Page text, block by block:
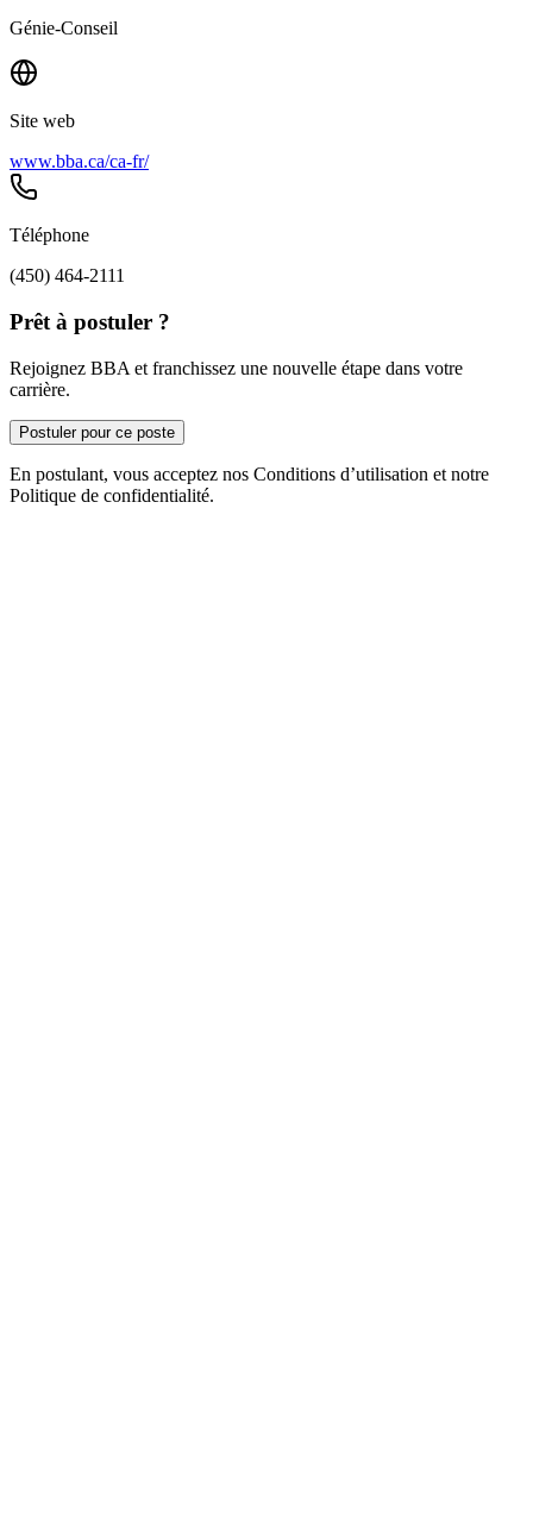
Génie-Conseil
Site web
www.bba.ca/ca-fr/
Téléphone
(450) 464-2111
Prêt à postuler ?
Rejoignez BBA et franchissez une nouvelle étape dans votre
carrière.
Postuler pour ce poste
En postulant, vous acceptez nos Conditions d’utilisation et notre
Politique de confidentialité.